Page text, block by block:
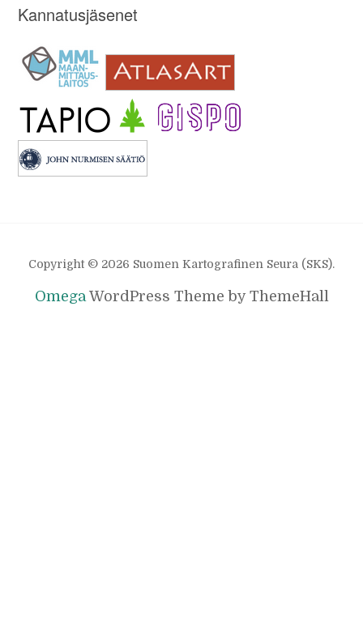
Kannatusjäsenet
Copyright © 2026 Suomen Kartografinen Seura (SKS).
OmegaWordPress Theme by ThemeHall